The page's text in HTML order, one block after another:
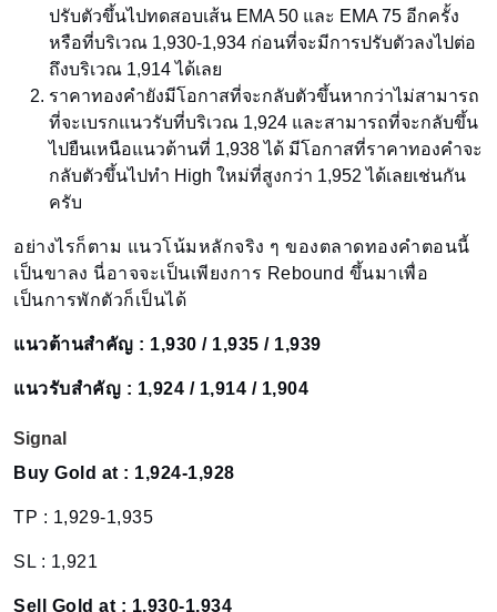
ปรับตัวขึ้นไปทดสอบเส้น EMA 50 และ EMA 75 อีกครั้ง
หรือที่บริเวณ 1,930-1,934 ก่อนที่จะมีการปรับตัวลงไปต่อ
ถึงบริเวณ 1,914 ได้เลย
ราคาทองคำยังมีโอกาสที่จะกลับตัวขึ้นหากว่าไม่สามารถ
ที่จะเบรกแนวรับที่บริเวณ 1,924 และสามารถที่จะกลับขึ้น
ไปยืนเหนือแนวต้านที่ 1,938 ได้ มีโอกาสที่ราคาทองคำจะ
กลับตัวขึ้นไปทำ High ใหม่ที่สูงกว่า 1,952 ได้เลยเช่นกัน
ครับ
อย่างไรก็ตาม แนวโน้มหลักจริง ๆ ของตลาดทองคำตอนนี้
เป็นขาลง นี่อาจจะเป็นเพียงการ Rebound ขึ้นมาเพื่อ
เป็นการพักตัวก็เป็นได้
แนวต้านสำคัญ : 1,930 / 1,935 / 1,939
แนวรับสำคัญ : 1,924 / 1,914 / 1,904
Signal
Buy Gold at : 1,924-1,928
TP : 1,929-1,935
SL : 1,921
Sell Gold at : 1,930-1,934